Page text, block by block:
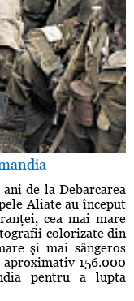
de la Debarcarea
Aliate au început
cea mai mare
colorizate din
şi mai sângeros
156.000
pentru a lupta